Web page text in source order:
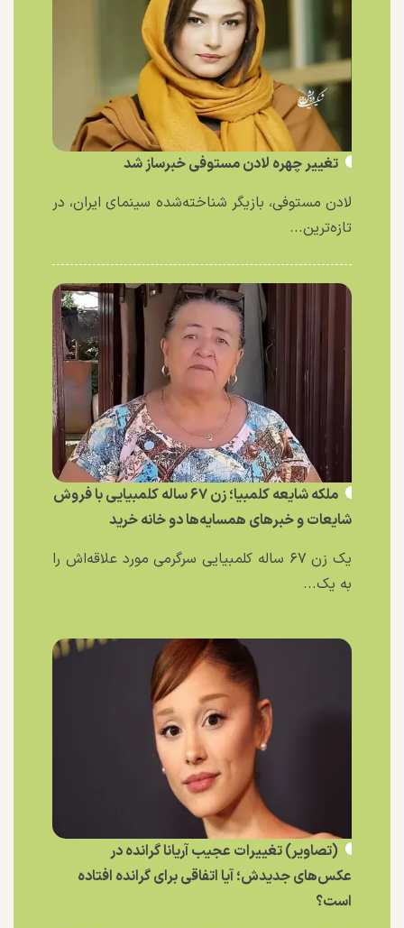
تغییر چهره لادن مستوفی خبرساز شد
لادن مستوفی، بازیگر شناخته‌شده سینمای ایران، در
تازه‌ترین...
ملکه شایعه کلمبیا؛ زن ۶۷ ساله کلمبیایی با فروش
شایعات و خبر‌های همسایه‌ها دو خانه خرید
یک زن ۶۷ ساله کلمبیایی سرگرمی مورد علاقه‌اش را
به یک...
(تصاویر) تغییرات عجیب آریانا گرانده در
عکس‌های جدیدش؛ آیا اتفاقی برای گرانده افتاده
است؟